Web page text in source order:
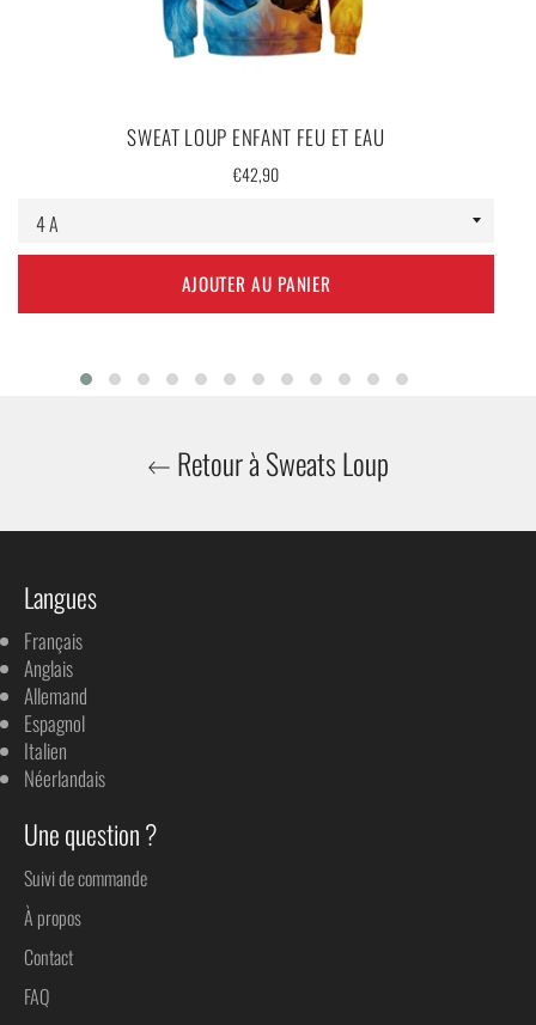
SWEAT LOUP ENFANT FEU ET EAU
Prix
€42,90
AJOUTER AU PANIER
Retour à Sweats Loup
Langues
Français
Anglais
Allemand
Espagnol
Italien
Néerlandais
Une question ?
Suivi de commande
À propos
Contact
FAQ